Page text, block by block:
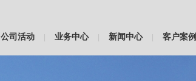
公司活动| 业务中心| 新闻中心| 客户案例